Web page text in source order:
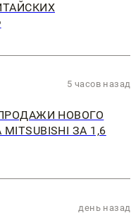
5 часов назад
НОВОГО
ЗА 1,6
день назад